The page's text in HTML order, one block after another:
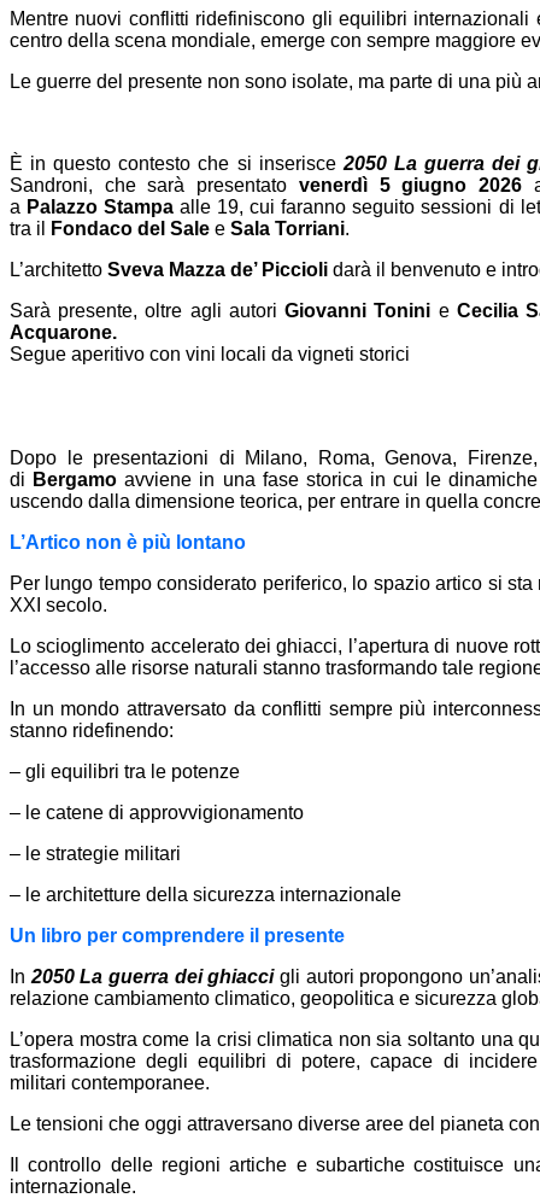
Mentre nuovi conflitti ridefiniscono gli equilibri
centro della scena mondiale, emerge con sempre maggiore
Le guerre del presente non sono isolate, ma parte di una più
È in questo contesto che si inserisce 2050 La guerra dei
Sandroni, che sarà presentato venerdì 5 giugno 2026
a Palazzo Stampa alle 19, cui faranno seguito sessioni di
tra il
Fondaco del Sale e Sala Torriani.
L’architetto Sveva Mazza de’ Piccioli darà il benvenuto e
Sarà presente, oltre agli autoriGiovanni Tonini e Cecilia
Acquarone.
Segue aperitivo con vini locali da vigneti storici
Dopo le presentazioni di Milano, Roma, Genova,
di Bergamo avviene in una fase storica in cui le
uscendo dalla dimensione teorica, per entrare in quella
L’Artico non è più lontano
Per lungo tempo considerato periferico, lo spazio artico si
XXI secolo.
Lo scioglimento accelerato dei ghiacci, l’apertura di nuove
l’accesso alle risorse naturali stanno trasformando tale
In un mondo attraversato da conflitti sempre più
stanno ridefinendo:
– gli equilibri tra le potenze
– le catene di approvvigionamento
– le strategie militari
– le architetture della sicurezza internazionale
Un libro per comprendere il presente
In 2050 La guerra dei ghiaccigli autori propongono
relazione cambiamento climatico, geopolitica e sicurezza
L’opera mostra come la crisi climatica non sia soltanto una
trasformazione degli equilibri di potere, capace di
militari contemporanee.
Le tensioni che oggi attraversano diverse aree del pianeta
Il controllo delle regioni artiche e subartiche costituisce
internazionale.